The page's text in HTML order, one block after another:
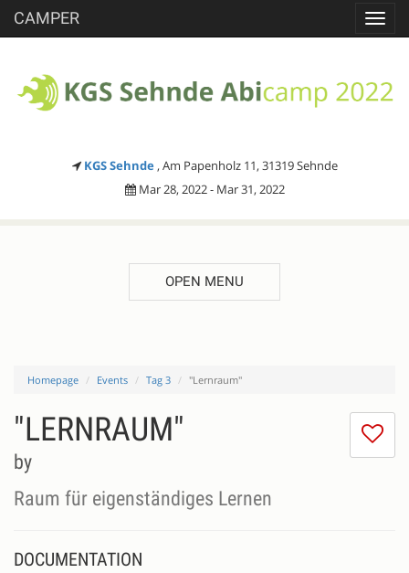
CAMPER
KGS Sehnde , Am Papenholz 11, 31319 Sehnde
Mar 28, 2022 - Mar 31, 2022
OPEN MENU
Homepage Events Tag 3 "Lernraum"
I
"LERNRAUM"
by
Raum für eigenständiges Lernen
DOCUMENTATION